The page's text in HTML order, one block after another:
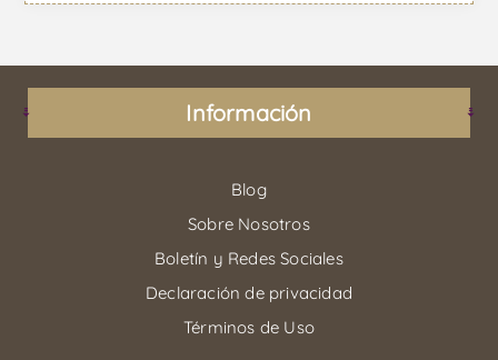
Información
Blog
Sobre Nosotros
Boletín y Redes Sociales
Declaración de privacidad
Términos de Uso